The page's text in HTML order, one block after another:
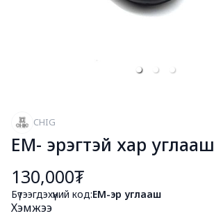
CHIG
EM- эрэгтэй хар углааш
130,000₮
Бүтээгдэхүүний код:EM-эр углааш
Хэмжээ